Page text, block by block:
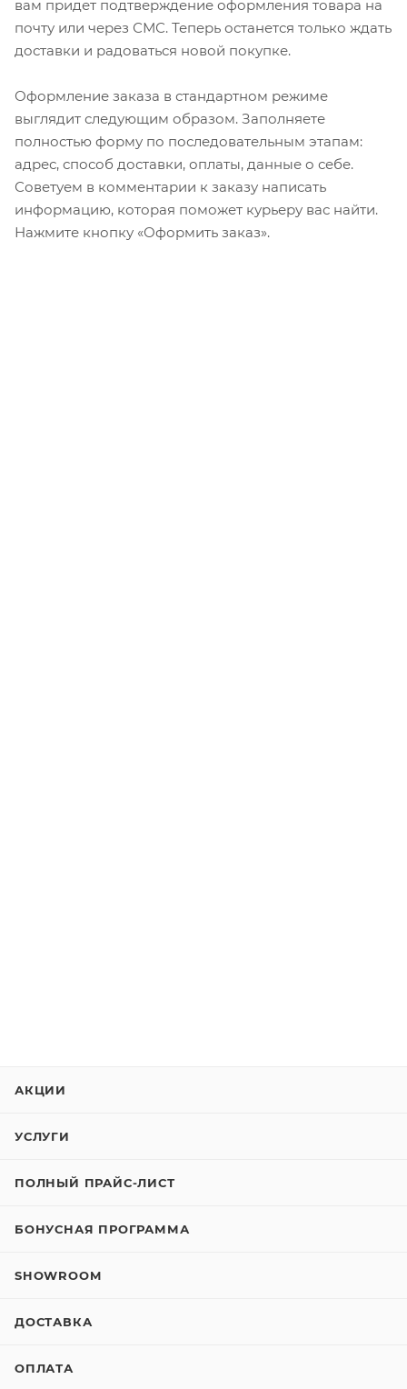
вам придет подтверждение оформления товара на
почту или через СМС. Теперь останется только ждать
доставки и радоваться новой покупке.
Оформление заказа в стандартном режиме
выглядит следующим образом. Заполняете
полностью форму по последовательным этапам:
адрес, способ доставки, оплаты, данные о себе.
Советуем в комментарии к заказу написать
информацию, которая поможет курьеру вас найти.
Нажмите кнопку «Оформить заказ».
АКЦИИ
УСЛУГИ
ПОЛНЫЙ ПРАЙС-ЛИСТ
БОНУСНАЯ ПРОГРАММА
SHOWROOM
ДОСТАВКА
ОПЛАТА